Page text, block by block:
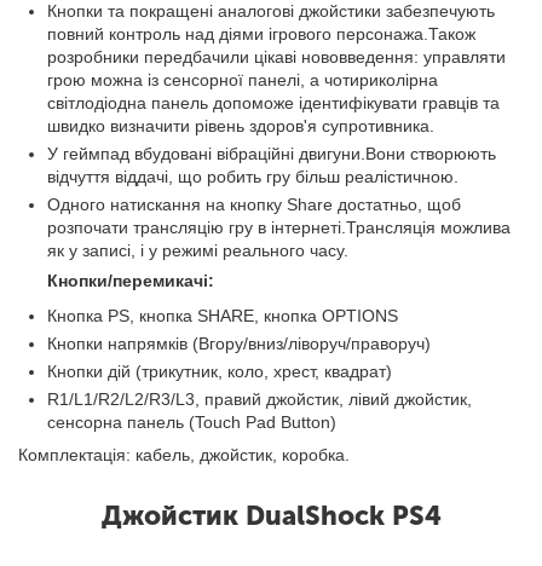
Кнопки та покращені аналогові джойстики забезпечують
повний контроль над діями ігрового персонажа.Також
розробники передбачили цікаві нововведення: управляти
грою можна із сенсорної панелі, а чотириколірна
світлодіодна панель допоможе ідентифікувати гравців та
швидко визначити рівень здоров'я супротивника.
У геймпад вбудовані вібраційні двигуни.Вони створюють
відчуття віддачі, що робить гру більш реалістичною.
Одного натискання на кнопку Share достатньо, щоб
розпочати трансляцію гру в інтернеті.Трансляція можлива
як у записі, і у режимі реального часу.
Кнопки/перемикачі:
Кнопка PS, кнопка SHARE, кнопка OPTIONS
Кнопки напрямків (Вгору/вниз/ліворуч/праворуч)
Кнопки дій (трикутник, коло, хрест, квадрат)
R1/L1/R2/L2/R3/L3, правий джойстик, лівий джойстик,
сенсорна панель (Touch Pad Button)
Комплектація: кабель, джойстик, коробка.
Джойстик DualShock PS4